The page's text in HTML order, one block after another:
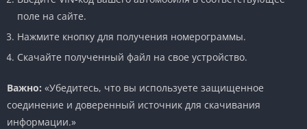
поле на сайте.
Нажмите кнопку для получения номерограммы.
Скачайте полученный файл на свое устройство.
Важно: «Убедитесь, что вы используете защищенное
соединение и доверенный источник для скачивания
информации.»